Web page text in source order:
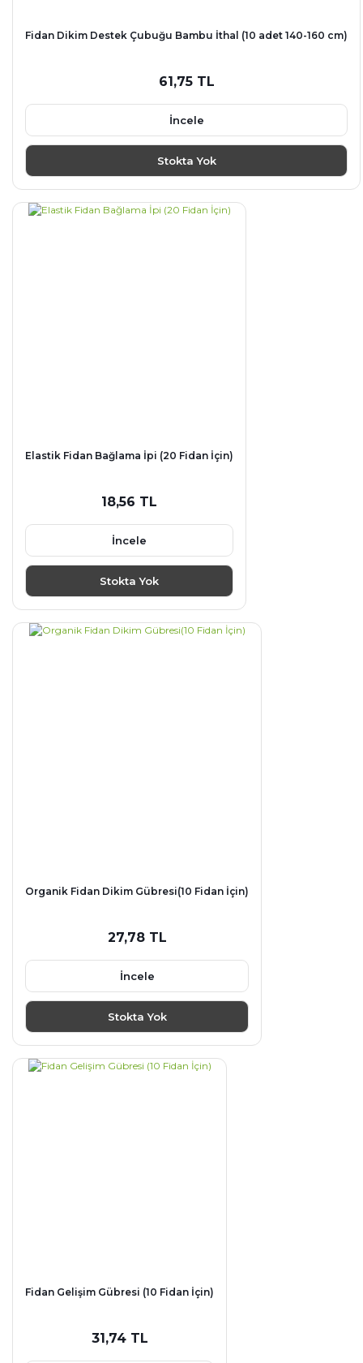
Fidan Dikim Destek Çubuğu Bambu İthal (10 adet 140-160 cm)
61,75 TL
İncele
Stokta Yok
Elastik Fidan Bağlama İpi (20 Fidan İçin)
18,56 TL
İncele
Stokta Yok
Organik Fidan Dikim Gübresi(10 Fidan İçin)
27,78 TL
İncele
Stokta Yok
Fidan Gelişim Gübresi (10 Fidan İçin)
31,74 TL